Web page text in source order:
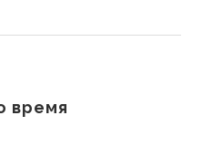
время